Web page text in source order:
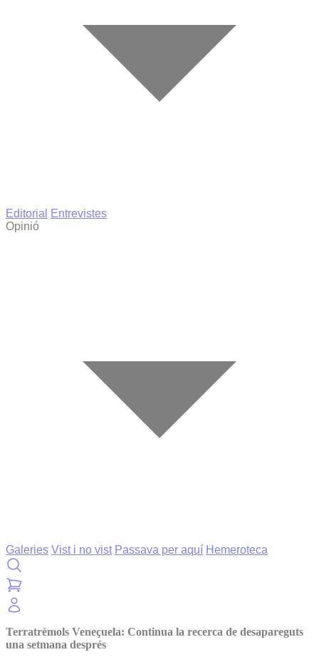
Editorial
Entrevistes
Opinió
Galeries Vist i no vist Passava per aquí Hemeroteca
Terratrèmols Veneçuela: Continua la recerca de desapareguts
una setmana després